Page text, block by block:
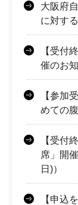
大阪府
に対す
【受付
催のお
【参加
めての
【受付
席」開
日)）
【申込